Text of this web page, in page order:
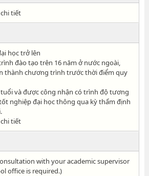
tiết
học trở lên
đào tạo trên 16 năm ở nước ngoài,
thành chương trình trước thời điểm quy
và được công nhận có trình độ tương
nghiệp đại học thông qua kỳ thẩm định
tiết
with your academic supervisor
office is required.)